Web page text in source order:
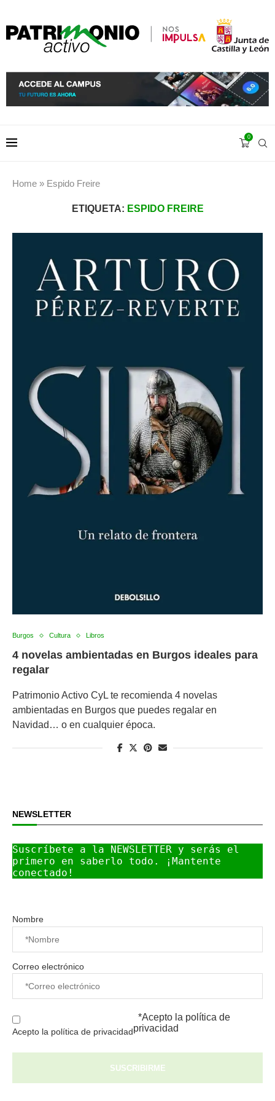
0
Home » Espido Freire
ETIQUETA: ESPIDO FREIRE
Burgos Cultura Libros
4 novelas ambientadas en Burgos ideales para
regalar
Patrimonio Activo CyL te recomienda 4 novelas
ambientadas en Burgos que puedes regalar en
Navidad… o en cualquier época.
NEWSLETTER
Suscríbete a la NEWSLETTER y serás el
primero en saberlo todo. ¡Mantente
conectado!
Nombre
Correo electrónico
Acepto la política de privacidad
*Acepto la política de
privacidad